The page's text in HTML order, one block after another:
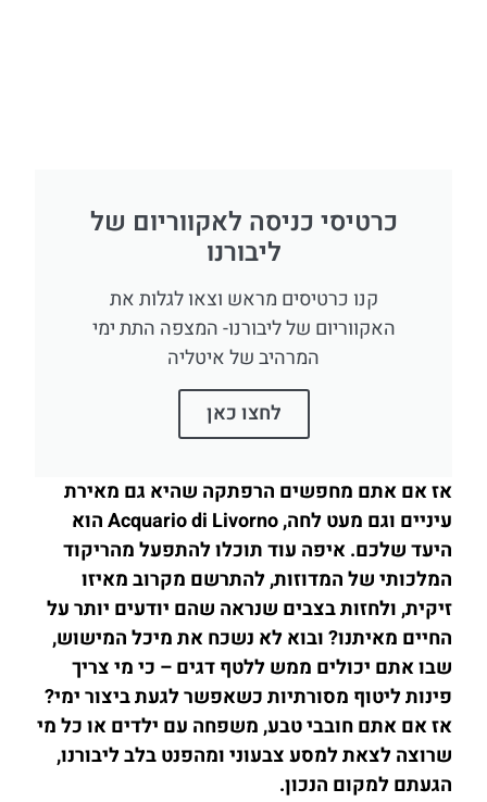
כרטיסי כניסה לאקווריום של
ליבורנו
קנו כרטיסים מראש וצאו לגלות את
האקווריום של ליבורנו- המצפה התת ימי
המרהיב של איטליה
לחצו כאן
אז אם אתם מחפשים הרפתקה שהיא גם מאירת
עיניים וגם מעט לחה, Acquario di Livorno הוא
היעד שלכם. איפה עוד תוכלו להתפעל מהריקוד
המלכותי של המדוזות, להתרשם מקרוב מאיזו
זיקית, ולחזות בצבים שנראה שהם יודעים יותר על
החיים מאיתנו? ובוא לא נשכח את מיכל המישוש,
שבו אתם יכולים ממש ללטף דגים – כי מי צריך
פינות ליטוף מסורתיות כשאפשר לגעת ביצור ימי?
אז אם אתם חובבי טבע, משפחה עם ילדים או כל מי
שרוצה לצאת למסע צבעוני ומהפנט בלב ליבורנו,
הגעתם למקום הנכון.